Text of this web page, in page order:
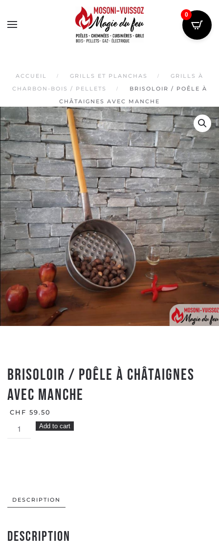
ACCUEIL GRILLS ET PLANCHAS
GRILLS À
CHARBON-BOIS / PELLETS
BRISOLOIR / POÊLE À
CHÂTAIGNES AVEC MANCHE
Brisoloir / Poêle à châtaignes
avec manche
CHF 59.50
Brisoloir
/
manche
Add to cart
DESCRIPTION
Description
0